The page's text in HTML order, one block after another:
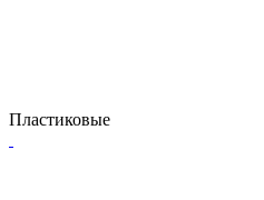
Пластиковые